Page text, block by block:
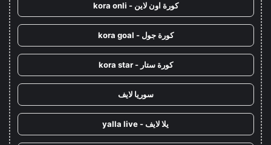
كورة اون لاين - kora onli
كورة جول - kora goal
كورة ستار - kora star
سوريا لايف
يلا لايف - yalla live